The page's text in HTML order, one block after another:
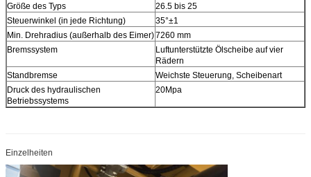
Größe des Typs
26.5 bis 25
Steuerwinkel (in jede Richtung)
35°±1
Min. Drehradius (außerhalb des Eimer)7260 mm
Bremssystem
Luftunterstützte Ölscheibe auf vier
Rädern
Standbremse
Weichste Steuerung, Scheibenart
Druck des hydraulischen
Betriebssystems
20Mpa
Einzelheiten